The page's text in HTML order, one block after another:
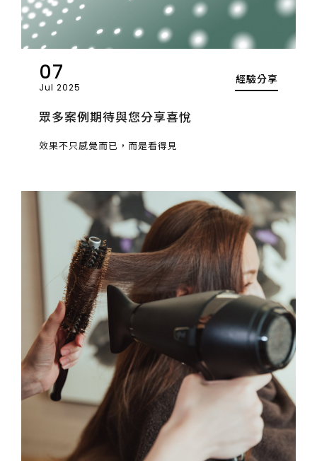
07
Jul 2025
經驗分享
眾多案例期待與您分享喜悅
效果不只感覺而已，而是看得見